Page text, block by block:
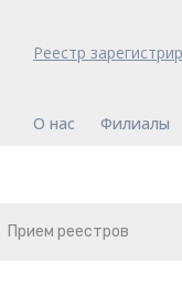
Реестр
О нас Филиалы
Прием реестров